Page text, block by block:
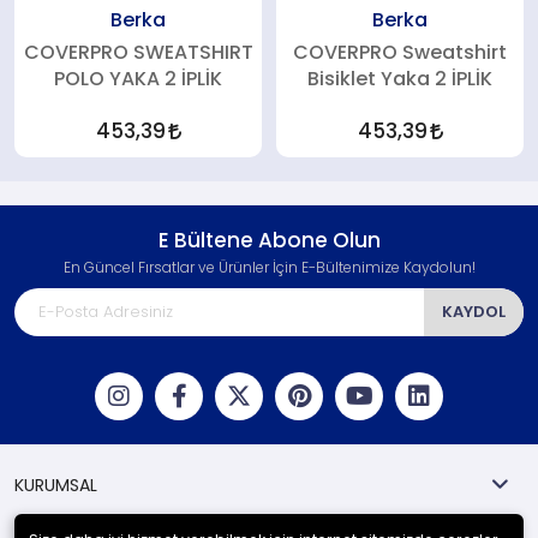
Berka
COVERPRO SWEATSHIRT
POLO YAKA 2 İPLİK
453,39
Berka
COVERPRO Sweatshirt
Bisiklet Yaka 2 İPLİK
453,39
E Bültene Abone Olun
En Güncel Fırsatlar ve Ürünler İçin E-Bültenimize Kaydolun!
KAYDOL
KURUMSAL